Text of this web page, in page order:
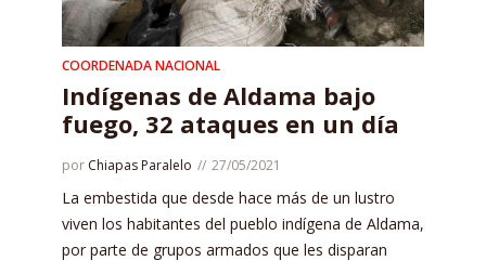
COORDENADA NACIONAL
Indígenas de Aldama bajo
fuego, 32 ataques en un día
por Chiapas Paralelo 27/05/2021
La embestida que desde hace más de un lustro
viven los habitantes del pueblo indígena de Aldama,
por parte de grupos armados que les disparan